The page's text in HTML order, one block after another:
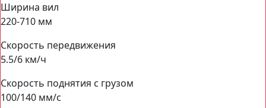
Ширина вил
220-710 мм
Скорость передвижения
5.5/6 км/ч
Скорость поднятия с грузом
100/140 мм/с